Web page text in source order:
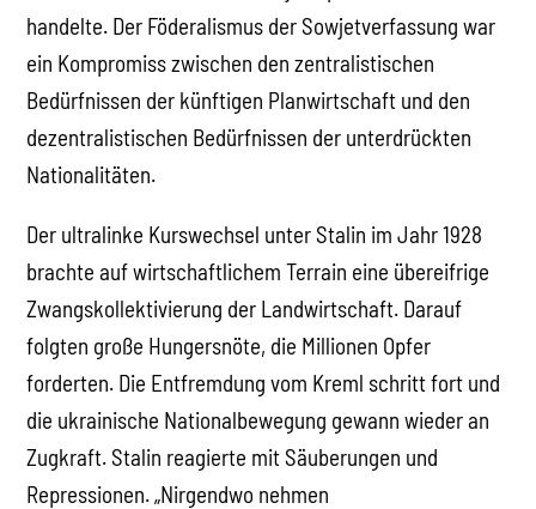
handelte. Der Föderalismus der Sowjetverfassung war
ein Kompromiss zwischen den zentralistischen
Bedürfnissen der künftigen Planwirtschaft und den
dezentralistischen Bedürfnissen der unterdrückten
Nationalitäten.
Der ultralinke Kurswechsel unter Stalin im Jahr 1928
brachte auf wirtschaftlichem Terrain eine übereifrige
Zwangskollektivierung der Landwirtschaft. Darauf
folgten große Hungersnöte, die Millionen Opfer
forderten. Die Entfremdung vom Kreml schritt fort und
die ukrainische Nationalbewegung gewann wieder an
Zugkraft. Stalin reagierte mit Säuberungen und
Repressionen. „Nirgendwo nehmen